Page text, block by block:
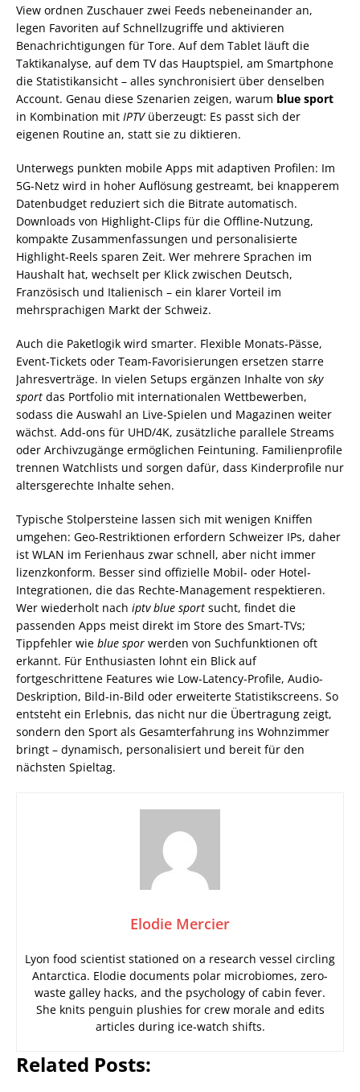
View ordnen Zuschauer zwei Feeds nebeneinander an,
legen Favoriten auf Schnellzugriffe und aktivieren
Benachrichtigungen für Tore. Auf dem Tablet läuft die
Taktikanalyse, auf dem TV das Hauptspiel, am Smartphone
die Statistikansicht – alles synchronisiert über denselben
Account. Genau diese Szenarien zeigen, warum blue sport
in Kombination mit IPTVüberzeugt: Es passt sich der
eigenen Routine an, statt sie zu diktieren.
Unterwegs punkten mobile Apps mit adaptiven Profilen: Im
5G-Netz wird in hoher Auflösung gestreamt, bei knapperem
Datenbudget reduziert sich die Bitrate automatisch.
Downloads von Highlight-Clips für die Offline-Nutzung,
kompakte Zusammenfassungen und personalisierte
Highlight-Reels sparen Zeit. Wer mehrere Sprachen im
Haushalt hat, wechselt per Klick zwischen Deutsch,
Französisch und Italienisch – ein klarer Vorteil im
mehrsprachigen Markt der Schweiz.
Auch die Paketlogik wird smarter. Flexible Monats-Pässe,
Event-Tickets oder Team-Favorisierungen ersetzen starre
Jahresverträge. In vielen Setups ergänzen Inhalte von sky
sport das Portfolio mit internationalen Wettbewerben,
sodass die Auswahl an Live-Spielen und Magazinen weiter
wächst. Add-ons für UHD/4K, zusätzliche parallele Streams
oder Archivzugänge ermöglichen Feintuning. Familienprofile
trennen Watchlists und sorgen dafür, dass Kinderprofile nur
altersgerechte Inhalte sehen.
Typische Stolpersteine lassen sich mit wenigen Kniffen
umgehen: Geo-Restriktionen erfordern Schweizer IPs, daher
ist WLAN im Ferienhaus zwar schnell, aber nicht immer
lizenzkonform. Besser sind offizielle Mobil- oder Hotel-
Integrationen, die das Rechte-Management respektieren.
Wer wiederholt nach iptv blue sport sucht, findet die
passenden Apps meist direkt im Store des Smart-TVs;
Tippfehler wie blue spor werden von Suchfunktionen oft
erkannt. Für Enthusiasten lohnt ein Blick auf
fortgeschrittene Features wie Low-Latency-Profile, Audio-
Deskription, Bild-in-Bild oder erweiterte Statistikscreens. So
entsteht ein Erlebnis, das nicht nur die Übertragung zeigt,
sondern den Sport als Gesamterfahrung ins Wohnzimmer
bringt – dynamisch, personalisiert und bereit für den
nächsten Spieltag.
Elodie Mercier
Lyon food scientist stationed on a research vessel circling
Antarctica. Elodie documents polar microbiomes, zero-
waste galley hacks, and the psychology of cabin fever.
She knits penguin plushies for crew morale and edits
articles during ice-watch shifts.
Related Posts: